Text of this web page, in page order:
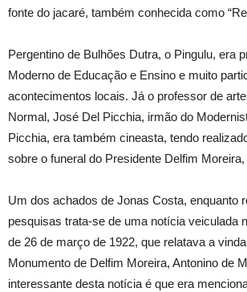
fonte do jacaré, também conhecida como
Pergentino de Bulhões Dutra, o Pingulu, era
Moderno de Educação e Ensino e muito
acontecimentos locais. Já o professor de
Normal, José Del Picchia, irmão do
Picchia, era também cineasta, tendo
sobre o funeral do Presidente Delfim
Um dos achados de Jonas Costa, enquanto
pesquisas trata-se de uma notícia veiculada
de 26 de março de 1922, que relatava a
Monumento de Delfim Moreira, Antonino de
interessante desta notícia é que era